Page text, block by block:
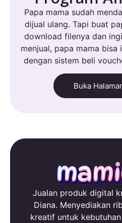
Papa mama sudah
dijual ulang. Tapi buat
download filenya dan
menjual, papa mama
dengan sistem beli
Buka
Jualan produk digital
Diana. Menyediakan
kreatif untuk